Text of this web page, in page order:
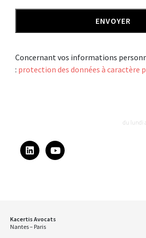
Concernant vos informations
: protection des données à caractère
du lundi
Kacertis Avocats
Nantes – Paris